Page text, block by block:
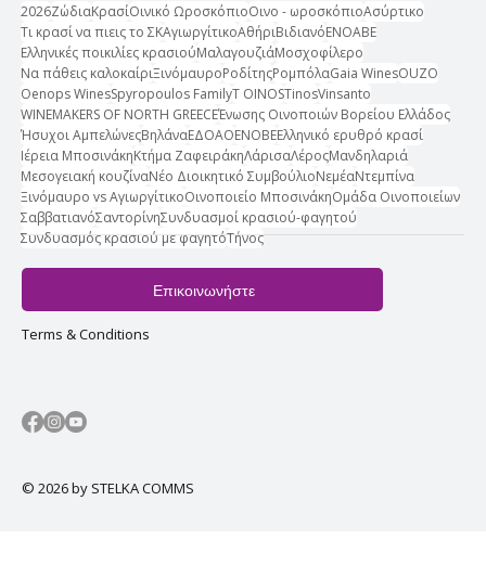
2026ΖώδιαΚρασίΟινικό ΩροσκόπιοΟινο - ωροσκόπιοΑσύρτικο
Τι κρασί να πιεις το ΣΚΑγιωργίτικοΑθήριΒιδιανόΕΝΟΑΒΕ
Ελληνικές ποικιλίες κρασιούΜαλαγουζιάΜοσχοφίλερο
Να πάθεις καλοκαίριΞινόμαυροΡοδίτηςΡομπόλαGaia WinesOUZO
Oenops WinesSpyropoulos FamilyT OINOSTinosVinsanto
WINEMAKERS OF NORTH GREECEΈνωσης Οινοποιών Βορείου Ελλάδος
Ήσυχοι ΑμπελώνεςΒηλάναΕΔΟΑΟΕΝΟΒΕΕλληνικό ερυθρό κρασί
Ιέρεια ΜποσινάκηΚτήμα ΖαφειράκηΛάρισαΛέροςΜανδηλαριά
Μεσογειακή κουζίναΝέο Διοικητικό ΣυμβούλιοΝεμέαΝτεμπίνα
Ξινόμαυρο vs ΑγιωργίτικοΟινοποιείο ΜποσινάκηΟμάδα Οινοποιείων
ΣαββατιανόΣαντορίνηΣυνδυασμοί κρασιού-φαγητού
Συνδυασμός κρασιού με φαγητόΤήνος
Επικοινωνήστε
Terms & Conditions
© 2026 by STELKA COMMS